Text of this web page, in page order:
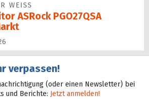
WEISS
ASRock PGO27QSA
verpassen!
(oder einen Newsletter) bei
und Berichte: Jetzt anmelden!